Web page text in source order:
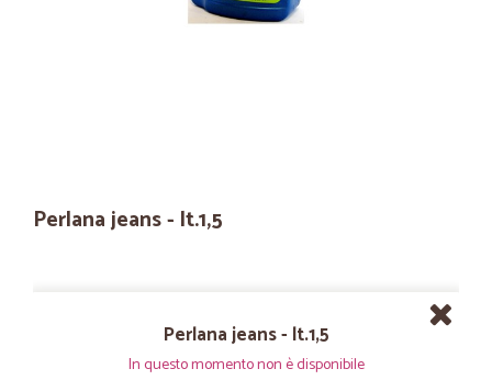
Perlana jeans - lt.1,5
Perlana jeans - lt.1,5
In questo momento non è disponibile